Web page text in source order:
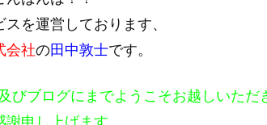
スを運営しております、
会社の田中敦士です。
びブログにまでようこそお越しいただ
申し上げます。